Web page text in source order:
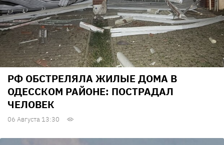
РФ ОБСТРЕЛЯЛА ЖИЛЫЕ ДОМА В
ОДЕССКОМ РАЙОНЕ: ПОСТРАДАЛ
ЧЕЛОВЕК
06 Августа 13:30